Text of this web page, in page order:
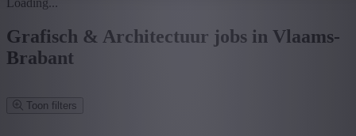
Loading...
Grafisch & Architectuur jobs in Vlaams-
Brabant
Toon filters